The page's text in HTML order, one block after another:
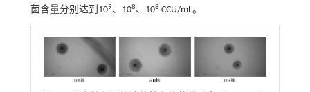
菌含量分别达到109、108、108 CCU/mL。